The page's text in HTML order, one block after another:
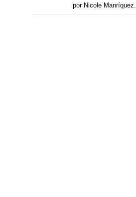
por Nicole Manríquez.